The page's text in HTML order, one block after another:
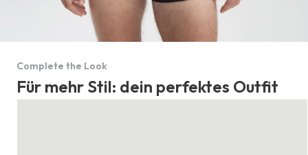
Complete the Look
Für mehr Stil: dein perfektes Outfit